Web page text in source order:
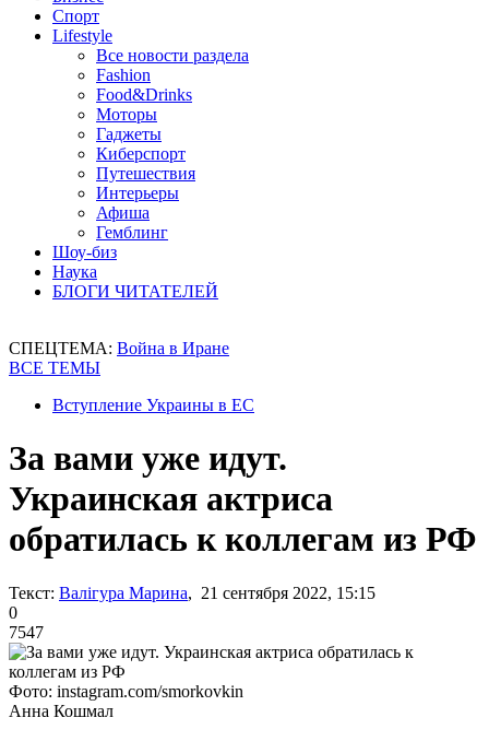
Спорт
Lifestyle
Все новости раздела
Fashion
Food&Drinks
Моторы
Гаджеты
Киберспорт
Путешествия
Интерьеры
Афиша
Гемблинг
Шоу-биз
Наука
БЛОГИ ЧИТАТЕЛЕЙ
СПЕЦТЕМА: Война в Иране
ВСЕ ТЕМЫ
Вступление Украины в ЕС
За вами уже идут.
Украинская актриса
обратилась к коллегам из РФ
Текст: Валігура Марина, 21 сентября 2022, 15:15
0
7547
Фото: instagram.com/smorkovkin
Анна Кошмал